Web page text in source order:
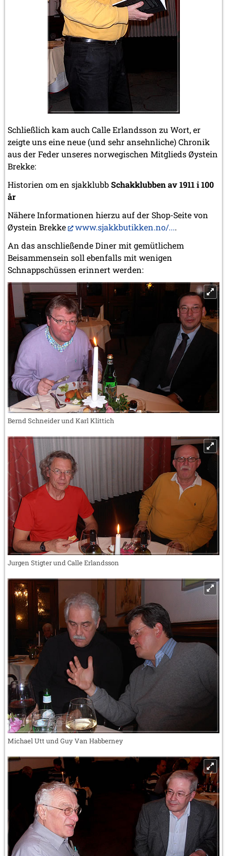
Schließlich kam auch Calle Erlandsson zu Wort, er
zeigte uns eine neue (und sehr ansehnliche) Chronik
aus der Feder unseres norwegischen Mitglieds Øystein
Brekke:
Historien om en sjakklubbSchakklubben av 1911 i 100
år
Nähere Informationen hierzu auf der Shop-Seite von
Øystein Brekke
www.sjakkbutikken.no/....
An das anschließende Diner mit gemütlichem
Beisammensein soll ebenfalls mit wenigen
Schnappschüssen erinnert werden:
Bernd Schneider und Karl Klittich
Jurgen Stigter und Calle Erlandsson
Michael Utt und Guy Van Habberney